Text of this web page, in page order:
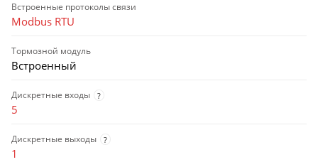
Встроенные протоколы связи
Modbus RTU
Тормозной модуль
Встроенный
Дискретные входы ?
5
Дискретные выходы ?
1